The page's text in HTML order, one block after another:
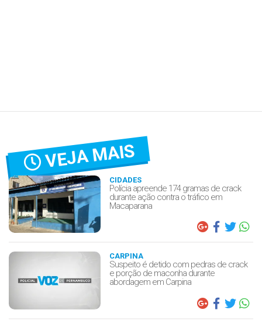
VEJA MAIS
CIDADES
Polícia apreende 174 gramas de crack
durante ação contra o tráfico em
Macaparana
CARPINA
Suspeito é detido com pedras de crack
e porção de maconha durante
abordagem em Carpina